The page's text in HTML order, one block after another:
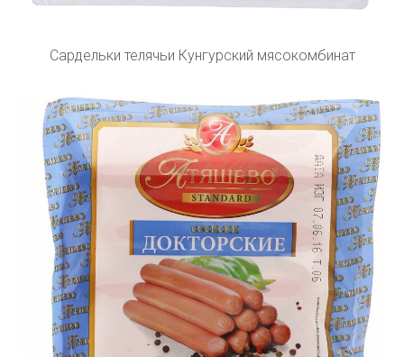
Сардельки телячьи Кунгурский мясокомбинат